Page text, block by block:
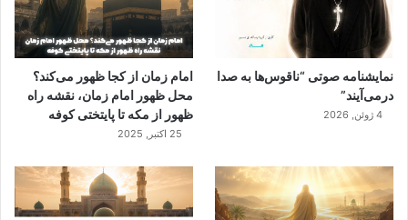
نمایشنامه صوتی “ناقوس‌ها به صدا
در‌می‌آیند”
4 ژوئن, 2026
امام زمان از کجا ظهور می‌کند؟
محل ظهور امام زمان، نقشه راه
ظهور از مکه تا پایتختی کوفه
25 اکتبر, 2025